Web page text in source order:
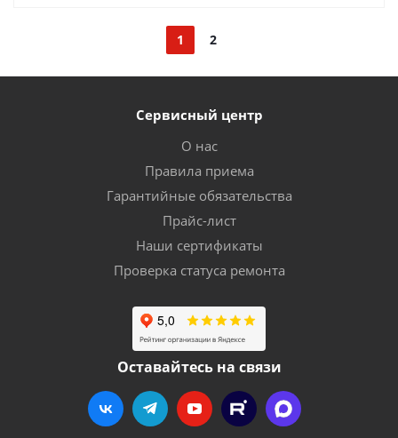
1 2
Сервисный центр
О нас
Правила приема
Гарантийные обязательства
Прайс-лист
Наши сертификаты
Проверка статуса ремонта
Оставайтесь на связи